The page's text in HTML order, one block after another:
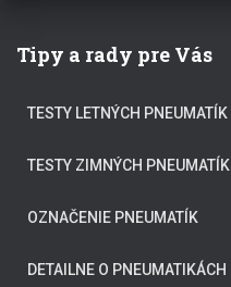
Tipy a rady pre Vás
TESTY LETNÝCH PNEUMATÍK
TESTY ZIMNÝCH PNEUMATÍK
OZNAČENIE PNEUMATÍK
DETAILNE O PNEUMATIKÁCH